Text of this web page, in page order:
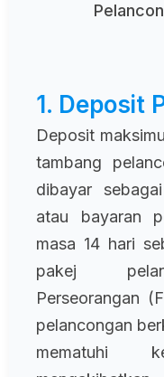
1. Deposit
Deposit
tambang
dibayar
atau bayaran
masa 14 hari
pakej
Perseorangan
pelancongan
mematuhi